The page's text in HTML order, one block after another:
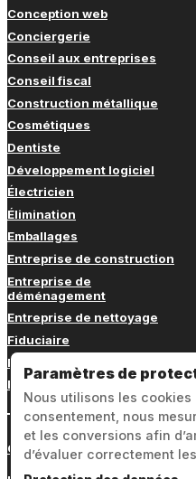
Conception web
Conciergerie
Conseil aux entreprises
Conseil fiscal
Construction métallique
Cosmétiques
Dentiste
Développement logiciel
Électricien
Élimination
Emballages
Entreprise de construction
Entreprise de
déménagement
Entreprise de nettoyage
Fiduciaire
Fitness
Formation continue
Connexion
Paramètres de
Nous utilisons les
consentement, nous
et les conversions afin
d’évaluer correctement